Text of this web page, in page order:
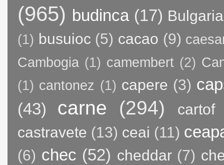
(965) budinca (17) Bulgaria
(1) busuioc (5) cacao (9)
Cambogia (1) camembert (2)
(1) cantonez (1) capere (3)
(43)
carne (294)
cartof
castravete (13) ceai (11)
(6) chec (52) cheddar (7)